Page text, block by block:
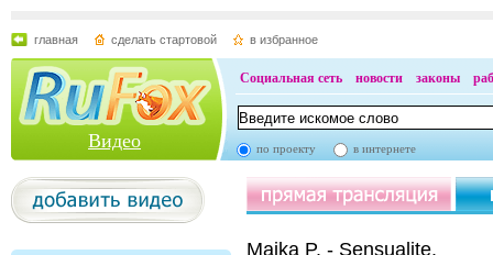
главная сделать стартовой в избранное
Видео
Социальная сеть новости законы
по проекту в интернете
Maika P. - Sensualite.